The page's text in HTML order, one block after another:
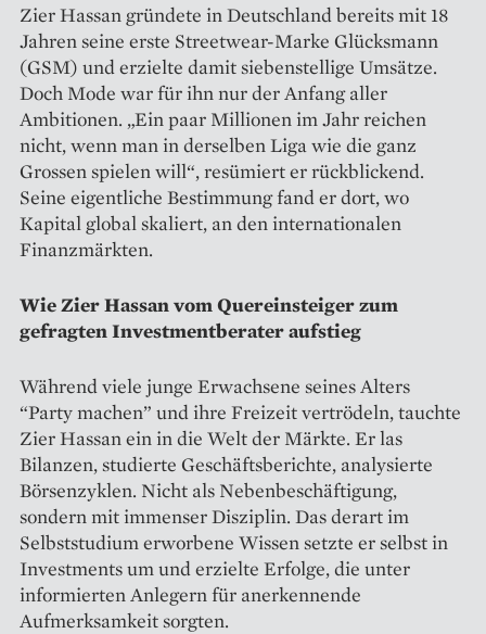
Zier Hassan gründete in Deutschland bereits mit 18
Jahren seine erste Streetwear-Marke Glücksmann
(GSM) und erzielte damit siebenstellige Umsätze.
Doch Mode war für ihn nur der Anfang aller
Ambitionen. „Ein paar Millionen im Jahr reichen
nicht, wenn man in derselben Liga wie die ganz
Grossen spielen will“, resümiert er rückblickend.
Seine eigentliche Bestimmung fand er dort, wo
Kapital global skaliert, an den internationalen
Finanzmärkten.
Wie Zier Hassan vom Quereinsteiger zum
gefragten Investmentberater aufstieg
Während viele junge Erwachsene seines Alters
“Party machen” und ihre Freizeit vertrödeln, tauchte
Zier Hassan ein in die Welt der Märkte. Er las
Bilanzen, studierte Geschäftsberichte, analysierte
Börsenzyklen. Nicht als Nebenbeschäftigung,
sondern mit immenser Disziplin. Das derart im
Selbststudium erworbene Wissen setzte er selbst in
Investments um und erzielte Erfolge, die unter
informierten Anlegern für anerkennende
Aufmerksamkeit sorgten.